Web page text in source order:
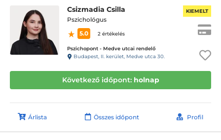
Csizmadia Csilla
Pszichológus
5.0
2 értékelés
Pszichopont - Medve utcai rendelő
Budapest, II. kerület, Medve utca 30.
KIEMELT
Következő időpont: holnap
Árlista Összes időpont Profil